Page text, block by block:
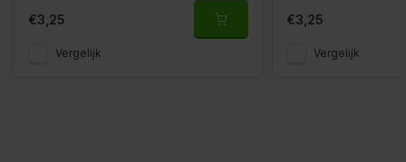
€3,25
Vergelijk
€3,25
Vergelijk